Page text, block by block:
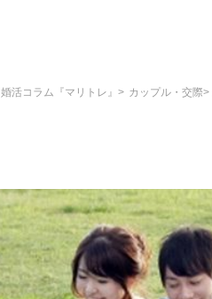
婚活コラム『マリトレ』 カップル・交際